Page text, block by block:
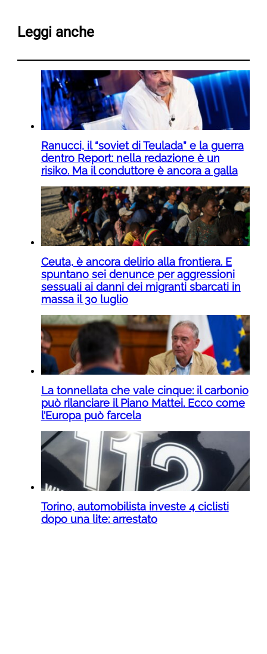
Leggi anche
Ranucci, il “soviet di Teulada” e la guerra
dentro Report: nella redazione è un
risiko. Ma il conduttore è ancora a galla
Ceuta, è ancora delirio alla frontiera. E
spuntano sei denunce per aggressioni
sessuali ai danni dei migranti sbarcati in
massa il 30 luglio
La tonnellata che vale cinque: il carbonio
può rilanciare il Piano Mattei. Ecco come
l’Europa può farcela
Torino, automobilista investe 4 ciclisti
dopo una lite: arrestato